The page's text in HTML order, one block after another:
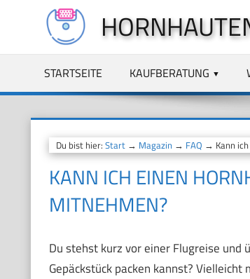
springen
STARTSEITE KAUFBERATUNG
Du bist hier: Start→ Magazin→ FAQ → Kann
KANN ICH EINEN
MITNEHMEN?
Du stehst kurz vor einer Flugreise und
Gepäckstück packen kannst?